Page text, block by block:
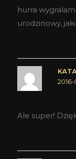
hurra wygralam
urodzinowy,
2016-
Ale super!